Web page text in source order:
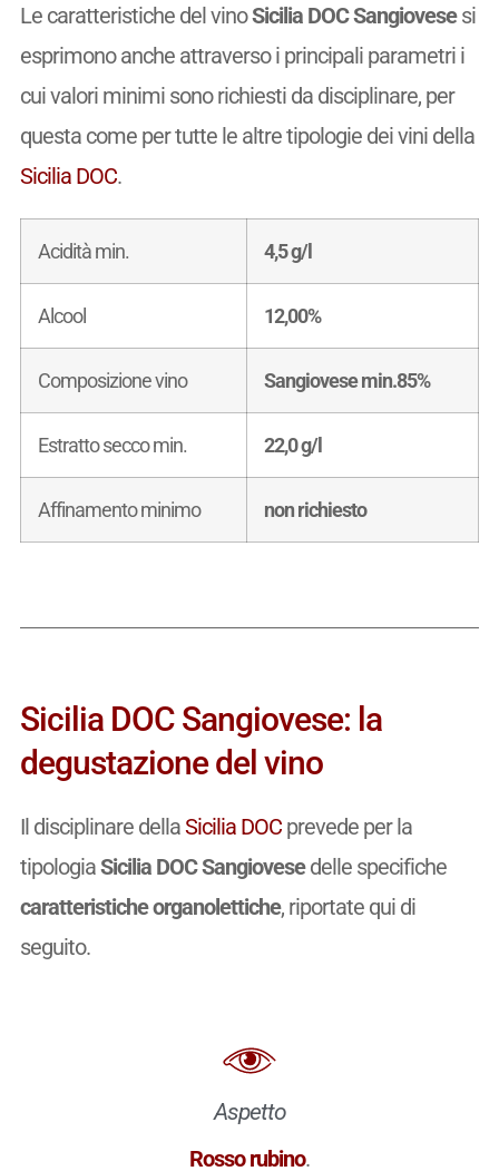
Le caratteristiche del vinoSicilia DOC Sangiovesesi
esprimono anche attraverso i principali parametri i
cui valori minimi sono richiesti da disciplinare, per
questa come per tutte le altre tipologie dei vini della
Sicilia DOC.
Acidità min. 4,5 g/l
Alcool 12,00%
Composizione vino Sangiovese min.85%
Estratto secco min. 22,0 g/l
Affinamento minimo non richiesto
Sicilia DOC Sangiovese: la
degustazione del vino
Il disciplinare dellaSicilia DOCprevede per la
tipologiaSicilia DOC Sangiovesedelle specifiche
caratteristiche organolettiche, riportate qui di
seguito.
Aspetto
Rosso rubino.